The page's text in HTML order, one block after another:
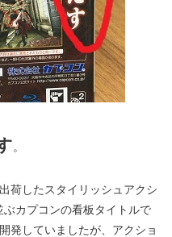
。
荷したスタイリッシュアクシ
カプコンの看板タイトルで
発していましたが、アクショ